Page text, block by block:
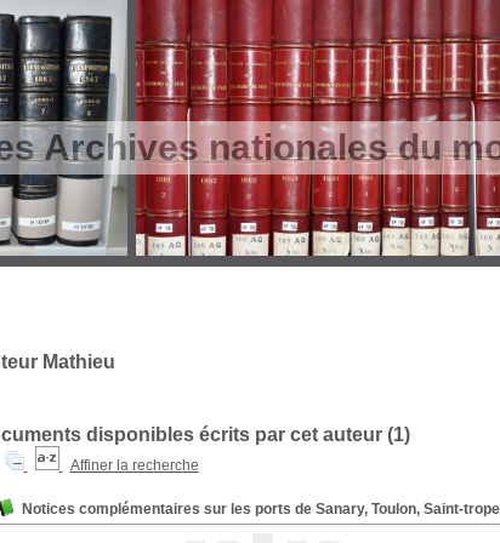
Archives nationales du
Mathieu
disponibles écrits par cet auteur (1)
Affiner la recherche
Notices complémentaires sur les ports de Sanary, Toulon, Saint-